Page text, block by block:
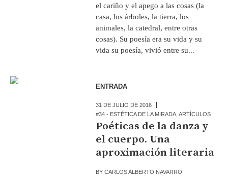
el cariño y el apego a las cosas (la
casa, los árboles, la tierra, los
animales, la catedral, entre otras
cosas). Su poesía era su vida y su
vida su poesía, vivió entre su...
ENTRADA
31 DE JULIO DE 2016
#34 - ESTÉTICA DE LA MIRADA ,ARTÍCULOS
Poéticas de la danza y
el cuerpo. Una
aproximación literaria
BYCARLOS ALBERTO NAVARRO